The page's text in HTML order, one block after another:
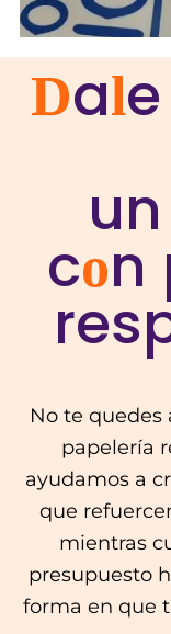
Dal
con
No te quedes
papelería
ayudamos a
que
mientras
presupuesto
forma en que